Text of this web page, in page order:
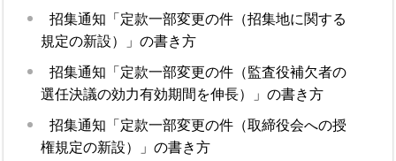
招集通知「定款一部変更の件（招集地に関する
規定の新設）」の書き方
招集通知「定款一部変更の件（監査役補欠者の
選任決議の効力有効期間を伸長）」の書き方
招集通知「定款一部変更の件（取締役会への授
権規定の新設）」の書き方